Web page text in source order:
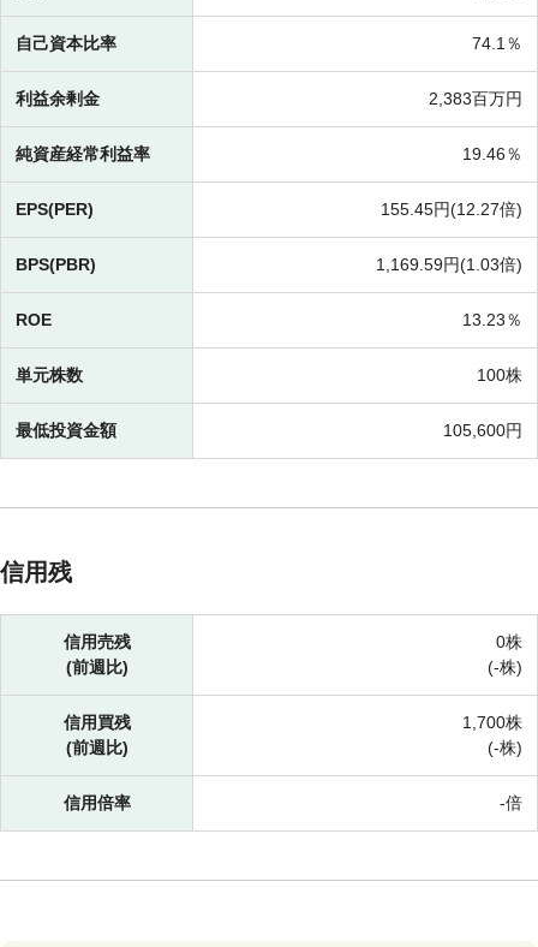
自己資本比率 74.1％
利益余剰金 2,383百万円
純資産経常利益率 19.46％
EPS(PER) 155.45円(12.27倍)
BPS(PBR) 1,169.59円(1.03倍)
ROE 13.23％
単元株数 100株
最低投資金額 105,600円
信用残
信用売残
(前週比)
0株
(-株)
信用買残
(前週比)
1,700株
(-株)
信用倍率 -倍